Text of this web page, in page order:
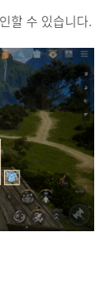
할 수 있습니다.